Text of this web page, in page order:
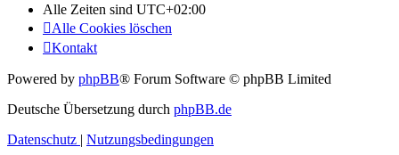
Alle Zeiten sind UTC+02:00
Alle Cookies löschen
Kontakt
Powered by phpBB® Forum Software © phpBB Limited
Deutsche Übersetzung durch phpBB.de
Datenschutz | Nutzungsbedingungen